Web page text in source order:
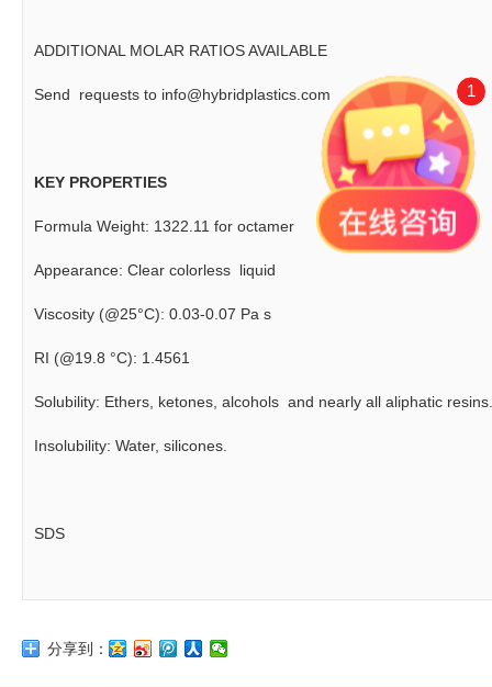
ADDITIONAL MOLAR RATIOS AVAILABLE
Send requests to info@hybridplastics.com
KEY PROPERTIES
Formula Weight: 1322.11 for octamer
Appearance: Clear colorless liquid
Viscosity (@25°C): 0.03-0.07 Pa s
RI (@19.8 °C): 1.4561
Solubility: Ethers, ketones, alcohols and nearly all aliphatic resins.
Insolubility: Water, silicones.
SDS
分享到：
1